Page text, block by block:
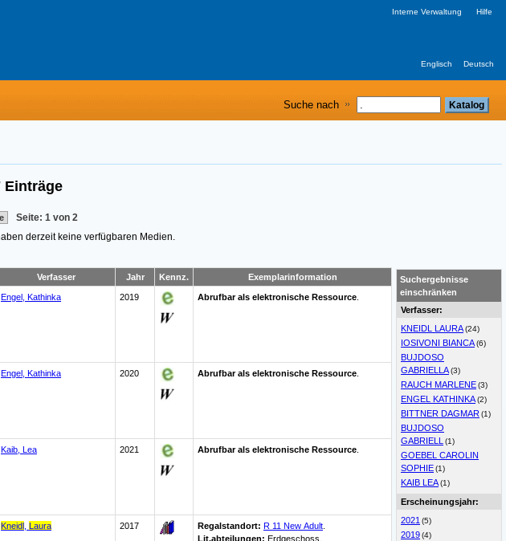
Interne Verwaltung Hilfe
Englisch Deutsch
Einträge
Seite: 1 von 2
derzeit keine verfügbaren Medien.
Suchergebnisse
einschränken
Verfasser:
KNEIDL LAURA(24)
IOSIVONI BIANCA(6)
BUJDOSO
GABRIELLA(3)
RAUCH MARLENE(3)
ENGEL KATHINKA(2)
BITTNER DAGMAR (1)
BUJDOSO
GABRIELL
(1)
GOEBEL CAROLIN
SOPHIE(1)
KAIB LEA(1)
Erscheinungsjahr:
2021 (5)
2019(4)
Verfasser Jahr Kennz. Exemplarinformation
Engel, Kathinka 2019 Abrufbar als elektronische Ressource
Engel, Kathinka 2020 Abrufbar als elektronische Ressource
Kaib, Lea 2021 Abrufbar als elektronische Ressource
Kneidl Laura 2017 Regalstandort: R 11 New Adult
Lit.abteilungen: Erdgeschoss.
Suche nach